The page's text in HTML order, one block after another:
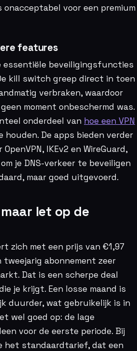
voor een premium
features
essentiële beveiligingsfuncties
kill switch greep direct in toen
verbraken, waardoor
moment onbeschermd was.
onderdeel van hoe een VPN
houden. De apps bieden verder
IKEv2 en WireGuard,
je DNS-verkeer te beveiligen
maar goed uitgevoerd.
let op de
zich met een prijs van €1,97
tweejarig abonnement zeer
Dat is een scherpe deal
je krijgt. Een losse maand is
duurder, wat gebruikelijk is in
wel goed op: de lage
voor de eerste periode. Bij
het standaardtarief, dat een